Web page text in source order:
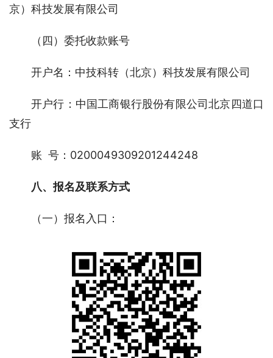
京）科技发展有限公司
（四）委托收款账号
开户名：中技科转（北京）科技发展有限公司
开户行：中国工商银行股份有限公司北京四道口
支行
账  号：0200049309201244248
八、报名及联系方式
（一）报名入口：